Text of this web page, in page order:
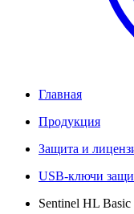
Главная
Продукция
Защита и
USB-ключи
Sentinel HL Basic